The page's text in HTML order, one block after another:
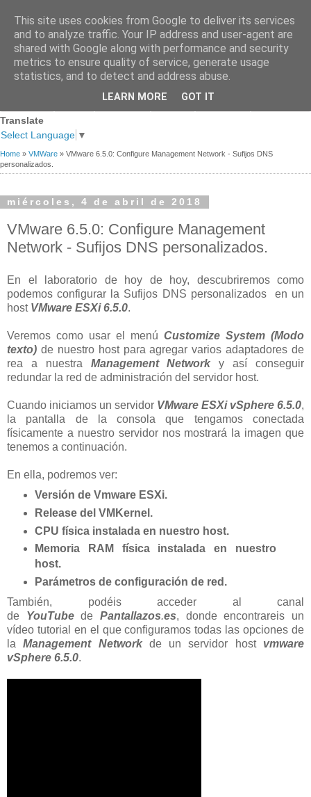
Premios
Links de
Contacto
Translate
Select Language ▼
Home » VMWare » VMware 6.5.0: Configure Management Network - Sufijos DNS
personalizados.
miércoles, 4 de abril de 2018
VMware 6.5.0: Configure Management
Network - Sufijos DNS personalizados.
En el laboratorio de hoy de hoy, descubriremos como
podemos configurar la Sufijos DNS personalizados en un
host VMware ESXi 6.5.0.
Veremos como usar el menú Customize System (Modo
texto) de nuestro host para agregar varios adaptadores de
rea a nuestra Management Network y así conseguir
redundar la red de administración del servidor host.
Cuando iniciamos un servidor VMware ESXi vSphere 6.5.0,
la pantalla de la consola que tengamos conectada
físicamente a nuestro servidor nos mostrará la imagen que
tenemos a continuación.
En ella, podremos ver:
Versión de Vmware ESXi.
Release del VMKernel.
CPU física instalada en nuestro host.
Memoria RAM física instalada en nuestro
host.
Parámetros de configuración de red.
También, podéis acceder al canal
de YouTubedePantallazos.es, donde encontrareis un
vídeo tutorial en el que configuramos todas las opciones de
laManagement Networkde un servidor host vmware
vSphere 6.5.0.
This site uses cookies from Google to deliver its services
and to analyze traffic. Your IP address and user-agent are
shared with Google along with performance and security
metrics to ensure quality of service, generate usage
statistics, and to detect and address abuse.
LEARN MORE GOT IT